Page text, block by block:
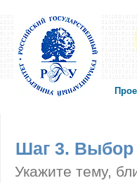
Шаг 3.
Укажите тему,